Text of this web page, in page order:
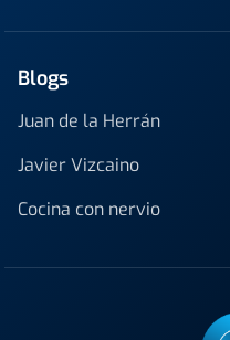
Blogs
Juan de la Herrán
Javier Vizcaino
Cocina con nervio